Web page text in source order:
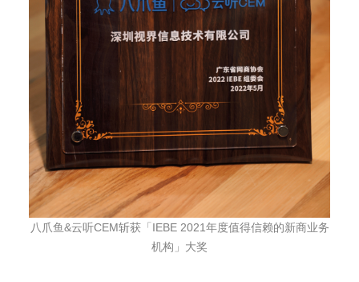
八爪鱼&云听CEM斩获「IEBE 2021年度值得信赖的新商业务
机构」大奖